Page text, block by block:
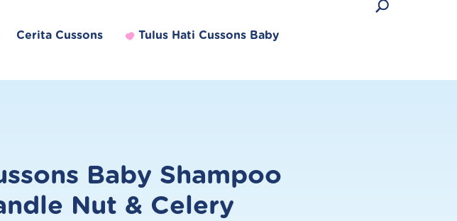
Produk Terlaris
Cerita Cussons Tulus Hati Cussons Baby
Baby Shampoo
Nut & Celery